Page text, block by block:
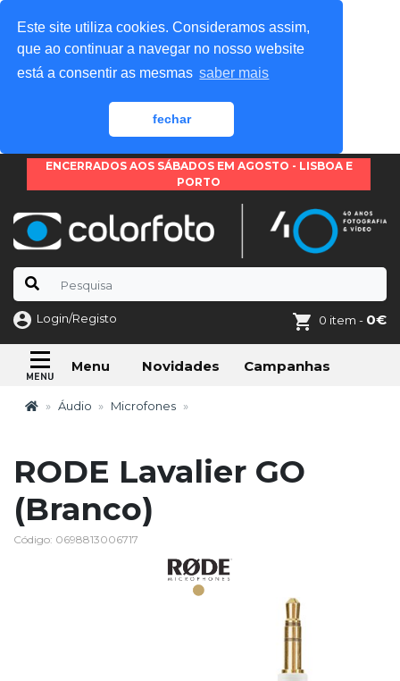
Este site utiliza cookies. Consideramos assim,
que ao continuar a navegar no nosso website
está a consentir as mesmas saber mais
fechar
ENCERRADOS AOS SÁBADOS EM AGOSTO - LISBOA E
PORTO
Login/Registo 0 item - 0€
Menu Novidades Campanhas
Áudio Microfones
RODE Lavalier GO
(Branco)
Código: 0698813006717